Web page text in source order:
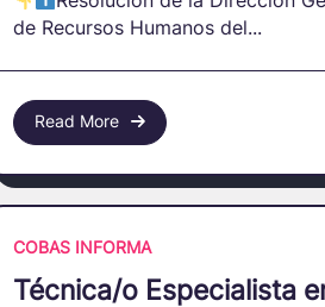
de Recursos Humanos del...
Read More
COBAS INFORMA
Técnica/o Especialista